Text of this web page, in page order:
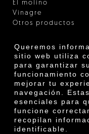
Queremos
sitio web utiliza
para garantizar su
funcionamiento
mejorar tu
navegación.
esenciales para
funcione
recopilan
identificable.
El molino
Vinagre
Otros productos
Premios
Innovación